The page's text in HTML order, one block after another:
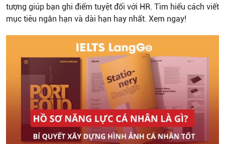
tượng giúp bạn ghi điểm tuyệt đối với HR. Tìm hiểu cách viết
mục tiêu ngắn hạn và dài hạn hay nhất. Xem ngay!